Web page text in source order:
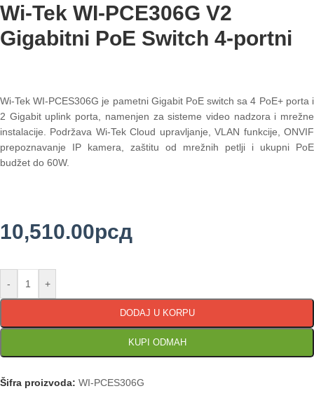
Wi-Tek WI-PCE306G V2
Gigabitni PoE Switch 4-portni
Wi-Tek WI-PCES306G je pametni Gigabit PoE switch sa 4 PoE+ porta i
2 Gigabit uplink porta, namenjen za sisteme video nadzora i mrežne
instalacije. Podržava Wi-Tek Cloud upravljanje, VLAN funkcije, ONVIF
prepoznavanje IP kamera, zaštitu od mrežnih petlji i ukupni PoE
budžet do 60W.
10,510.00рсд
- +
DODAJ U KORPU
KUPI ODMAH
Šifra proizvoda: WI-PCES306G